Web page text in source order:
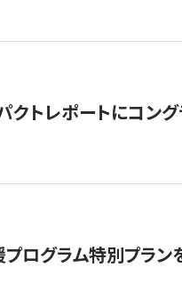
トレポートにコン
ログラム特別プラ